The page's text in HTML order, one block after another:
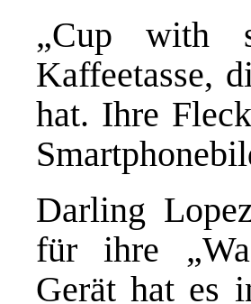
„Cup with
Kaffeetasse,
hat. Ihre
Darling
für ihre
Gerät hat es